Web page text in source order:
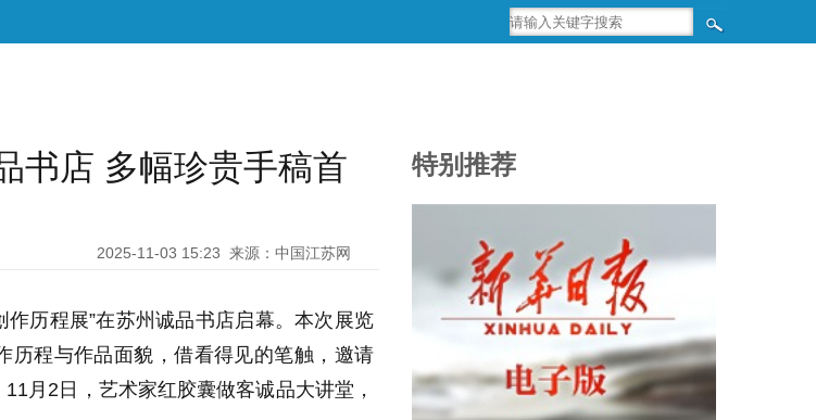
书店 多幅珍贵手稿首
2025-11-03 15:23 来源：中国江苏网
历程展”在苏州诚品书店启幕。本次展览
历程与作品面貌，借看得见的笔触，邀请
月2日，艺术家红胶囊做客诚品大讲堂，
特别推荐